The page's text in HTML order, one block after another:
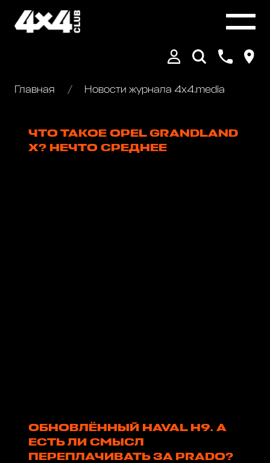
Главная Новости журнала 4x4.media
ЧТО ТАКОЕ OPEL GRANDLAND
X? НЕЧТО СРЕДНЕЕ
ОБНОВЛЁННЫЙ HAVAL H9. А
ЕСТЬ ЛИ СМЫСЛ
ПЕРЕПЛАЧИВАТЬ ЗА PRADO?